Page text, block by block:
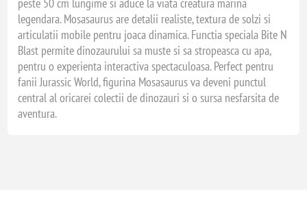
legendara. Mosasaurus are detalii realiste, textura de solzi si
articulatii mobile pentru joaca dinamica. Functia speciala Bite N
Blast permite dinozaurului sa muste si sa stropeasca cu apa,
pentru o experienta interactiva spectaculoasa. Perfect pentru
fanii Jurassic World, figurina Mosasaurus va deveni punctul
central al oricarei colectii de dinozauri si o sursa nesfarsita de
aventura.